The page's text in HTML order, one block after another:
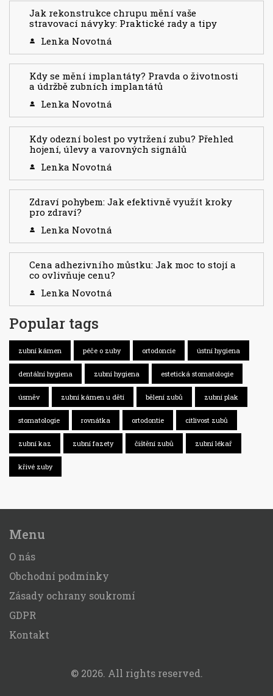
Jak rekonstrukce chrupu mění vaše
stravovací návyky: Praktické rady a tipy
Lenka Novotná
Kdy se mění implantáty? Pravda o životnosti
a údržbě zubních implantátů
Lenka Novotná
Kdy odezní bolest po vytržení zubu? Přehled
hojení, úlevy a varovných signálů
Lenka Novotná
Zdraví pohybem: Jak efektivně využít kroky
pro zdraví?
Lenka Novotná
Cena adhezivního můstku: Jak moc to stojí a
co ovlivňuje cenu?
Lenka Novotná
Popular tags
zubní kámen péče o zuby ortodoncie ústní hygiena
dentální hygiena zubní hygiena estetická stomatologie
úsměv zubní kámen u dětí bělení zubů zubní plak
stomatologie rovnátka ortodontie citlivost zubů
zubní kaz zubní fazety čištění zubů zubní lékař
křivé zuby
Menu
O nás
Obchodní podmínky
Zásady ochrany soukromí
GDPR
Kontakt
© 2026. All rights reserved.